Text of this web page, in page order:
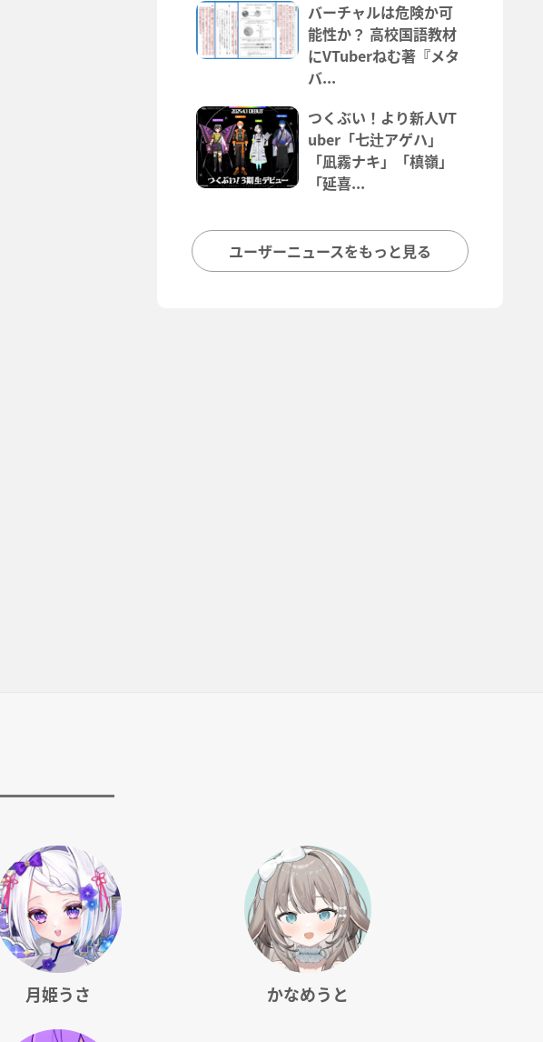
バーチャルは危険か可
能性か？ 高校国語教材
にVTuberねむ著『メタ
バ...
つくぶい！より新人VT
uber「七辻アゲハ」
「凪霧ナキ」「槙嶺」
「延喜...
ユーザーニュースをもっと見る
月姫うさ かなめうと